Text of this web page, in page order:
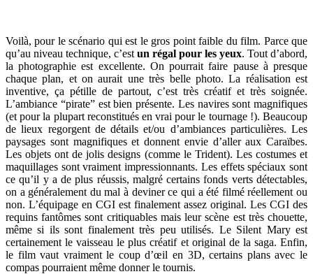
Voilà, pour le scénario qui est le gros point faible du film. Parce que
qu’au niveau technique, c’est un régal pour les yeux. Tout d’abord,
la photographie est excellente. On pourrait faire pause à presque
chaque plan, et on aurait une très belle photo. La réalisation est
inventive, ça pétille de partout, c’est très créatif et très soignée.
L’ambiance “pirate” est bien présente. Les navires sont magnifiques
(et pour la plupart reconstitués en vrai pour le tournage !). Beaucoup
de lieux regorgent de détails et/ou d’ambiances particulières. Les
paysages sont magnifiques et donnent envie d’aller aux Caraïbes.
Les objets ont de jolis designs (comme le Trident). Les costumes et
maquillages sont vraiment impressionnants. Les effets spéciaux sont
ce qu’il y a de plus réussis, malgré certains fonds verts détectables,
on a généralement du mal à deviner ce qui a été filmé réellement ou
non. L’équipage en CGI est finalement assez original. Les CGI des
requins fantômes sont critiquables mais leur scène est très chouette,
même si ils sont finalement très peu utilisés. Le Silent Mary est
certainement le vaisseau le plus créatif et original de la saga. Enfin,
le film vaut vraiment le coup d’œil en 3D, certains plans avec le
compas pourraient même donner le tournis.